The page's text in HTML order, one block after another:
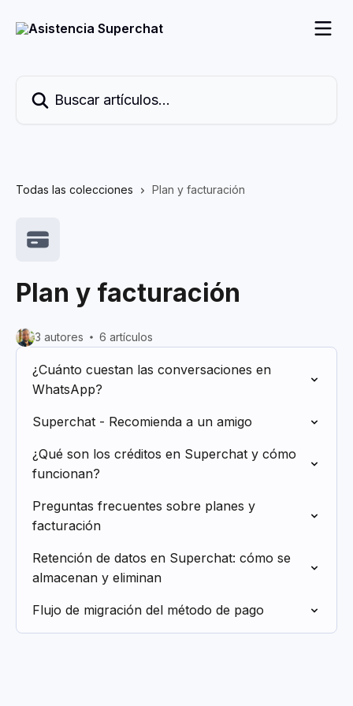
Todas las colecciones Plan y facturación
Plan y facturación
3 autores 6 artículos
¿Cuánto cuestan las conversaciones en
WhatsApp?
Superchat - Recomienda a un amigo
¿Qué son los créditos en Superchat y cómo
funcionan?
Preguntas frecuentes sobre planes y
facturación
Retención de datos en Superchat: cómo se
almacenan y eliminan
Flujo de migración del método de pago